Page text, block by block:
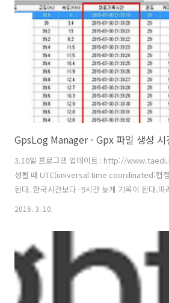
서 생성된 *.gpx 파일 파싱에러 수정 2016-03-
http://taedi.kr/809
3.10일 프로그램 업데이트 : http://
성될 때 UTC(universal time coordinated:협
된다. 한국시간보다 -9시간 늦게 기록이 된다.따
로 기록된 시간이다. GPX 파일 원본데이터의
면 프로그램 상에 나온 시간과 같은 것을 알 수 있
전 등록할 기준 시간을 먼저 지정해야 한다. 한국
선택해야 한다. 콤보박스의 항목을 프로그램 시
2016. 3. 10.